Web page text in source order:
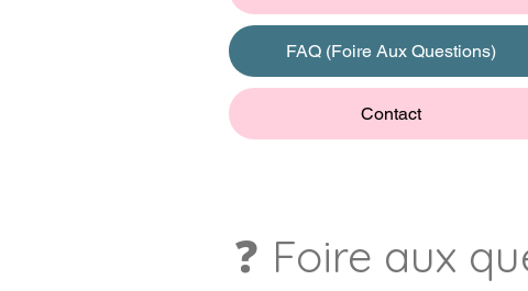
FAQ (Foire Aux Questions)
Contact
❓ Foire aux